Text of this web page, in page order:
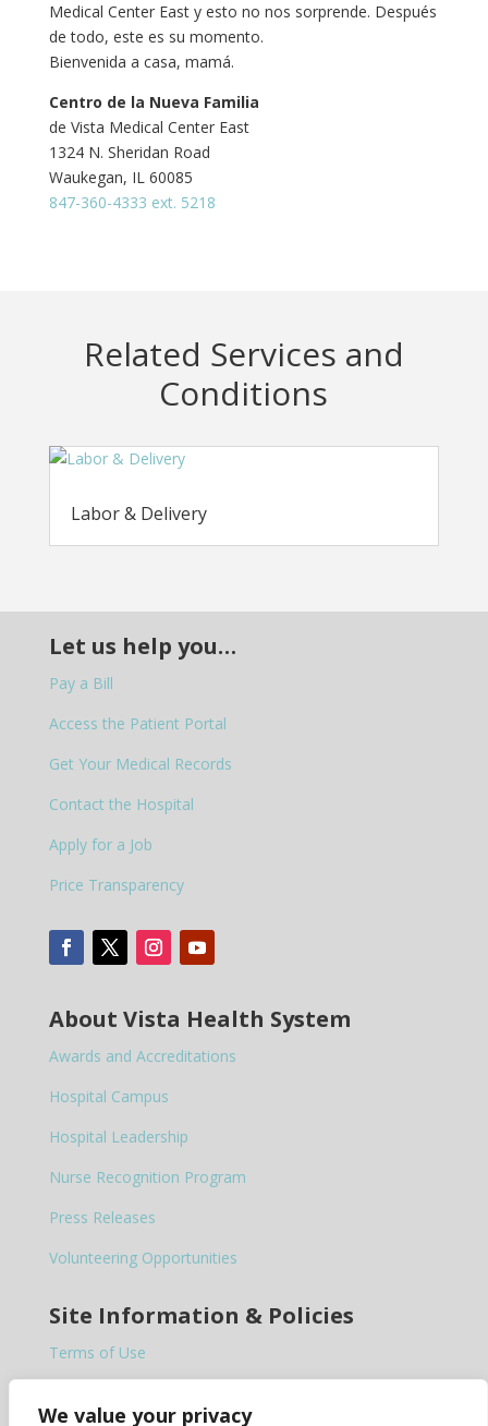
We value your privacy
Medical Center East y esto no nos sorprende. Después
de todo, este es su momento.
Bienvenida a casa, mamá.
Centro de la Nueva Familia
de Vista Medical Center East
1324 N. Sheridan Road
Waukegan, IL 60085
847-360-4333 ext. 5218
Related Services and
Conditions
Labor & Delivery
Let us help you…
Pay a Bill
Access the Patient Portal
Get Your Medical Records
Contact the Hospital
Apply for a Job
Price Transparency
About Vista Health System
Awards and Accreditations
Hospital Campus
Hospital Leadership
Nurse Recognition Program
Press Releases
Volunteering Opportunities
Site Information & Policies
Terms of Use